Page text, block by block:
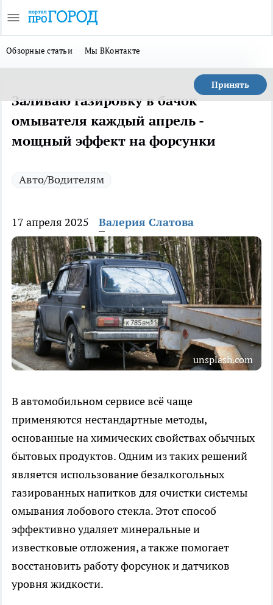
Обзорные статьи Мы ВКонтакте
Принять
Заливаю газировку в бачок
омывателя каждый апрель -
мощный эффект на форсунки
Авто/Водителям
17 апреля 2025 Валерия Слатова
unsplash.com
В автомобильном сервисе всё чаще
применяются нестандартные методы,
основанные на химических свойствах обычных
бытовых продуктов. Одним из таких решений
является использование безалкогольных
газированных напитков для очистки системы
омывания лобового стекла. Этот способ
эффективно удаляет минеральные и
известковые отложения, а также помогает
восстановить работу форсунок и датчиков
уровня жидкости.